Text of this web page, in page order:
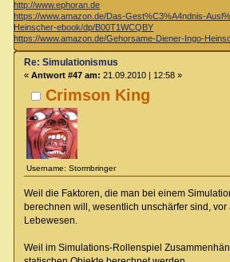
http://www.ephoran.de
https://www.amazon.de/Das-Gest%C3%A4ndnis-
Heinscher-ebook/dp/B00T1WCQBY
https://www.amazon.de/Gehorsame-Diener-Ingo-
Crimson King
Username: Stormbringer
Re: Simulationismus
« Antwort #47 am: 21.09.2010 | 12:58 »
Weil die Faktoren, die man bei einem
berechnen will, wesentlich unschärfer sind,
Lebewesen.
Weil im Simulations-Rollenspiel